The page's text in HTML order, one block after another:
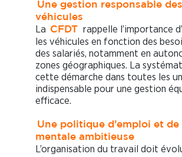
Une gestion responsable des
véhicules
La CFDT
rappelle l’importance
les véhicules en fonction des
des salariés, notamment en
zones géographiques. La
cette démarche dans toutes les
indispensable pour une gestion
efficace.
Une politique d’emploi et de
mentale ambitieuse
L’organisation du travail doit